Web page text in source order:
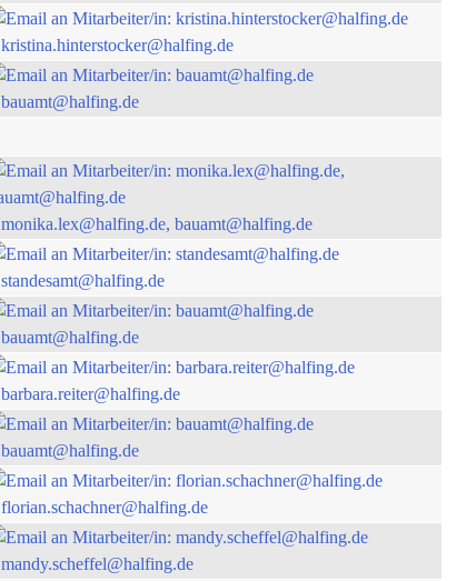
kristina.hinterstocker@halfing.de
bauamt@halfing.de
monika.lex@halfing.de, bauamt@halfing.de
standesamt@halfing.de
bauamt@halfing.de
barbara.reiter@halfing.de
bauamt@halfing.de
florian.schachner@halfing.de
mandy.scheffel@halfing.de